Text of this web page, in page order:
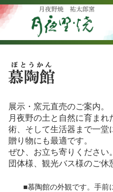
展示・窯元直売のご案内。
月夜野の土と自然に育ま
術、そして生活器まで一堂
贈り物にも最適です。
ぜひ、お立ち寄りください。
団体様、観光バス様のご休
■慕陶館の外観です。手前